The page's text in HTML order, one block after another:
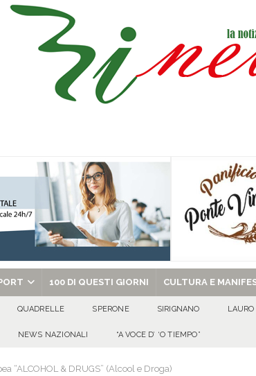
della fede: il triduo di Santa Filomena tra le strade del paese
del congresso in Campania: obiettivo consolidare la crescita e
di energia elettrica – i Carabinieri denunciano un 65enne
la chiesa celebra il Martirio di san Giovanni Battista e santa Sabina
100 DI QUESTI GIORNI CULTURA E
QUADRELLE SPERONE SIRIGNANO LAURO
NEWS NAZIONALI “A VOCE D’ ‘O TIEMPO”
“ALCOHOL & DRUGS” (Alcool e Droga)